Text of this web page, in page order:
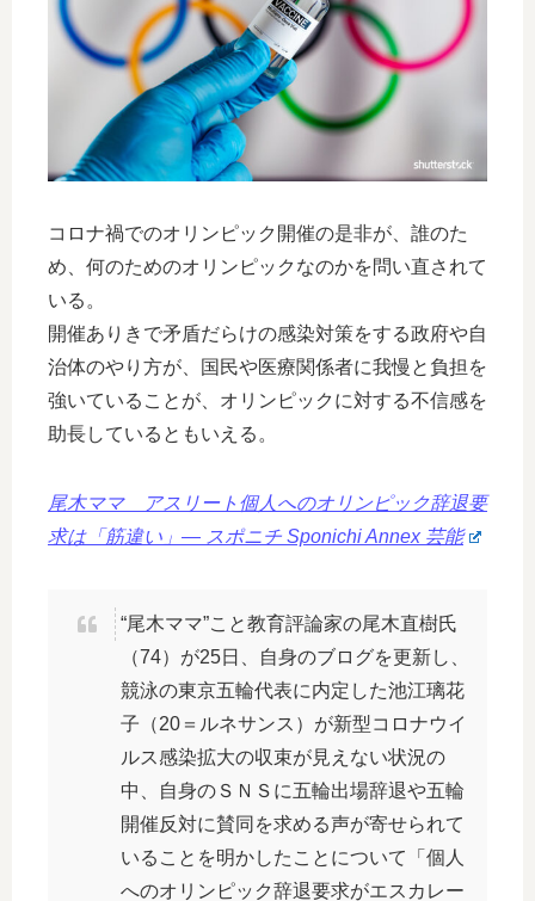
コロナ禍でのオリンピック開催の是非が、誰のた
め、何のためのオリンピックなのかを問い直されて
いる。
開催ありきで矛盾だらけの感染対策をする政府や自
治体のやり方が、国民や医療関係者に我慢と負担を
強いていることが、オリンピックに対する不信感を
助長しているともいえる。
尾木ママ アスリート個人へのオリンピック辞退要
求は「筋違い」― スポニチ Sponichi Annex 芸能
“尾木ママ”こと教育評論家の尾木直樹氏
（74）が25日、自身のブログを更新し、
競泳の東京五輪代表に内定した池江璃花
子（20＝ルネサンス）が新型コロナウイ
ルス感染拡大の収束が見えない状況の
中、自身のＳＮＳに五輪出場辞退や五輪
開催反対に賛同を求める声が寄せられて
いることを明かしたことについて「個人
へのオリンピック辞退要求がエスカレー